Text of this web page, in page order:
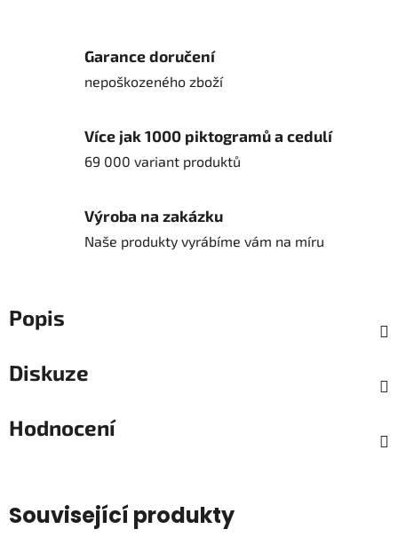
Garance doručení
nepoškozeného zboží
Více jak 1000 piktogramů a cedulí
69 000 variant produktů
Výroba na zakázku
Naše produkty vyrábíme vám na míru
Popis
Diskuze
Hodnocení
Související produkty